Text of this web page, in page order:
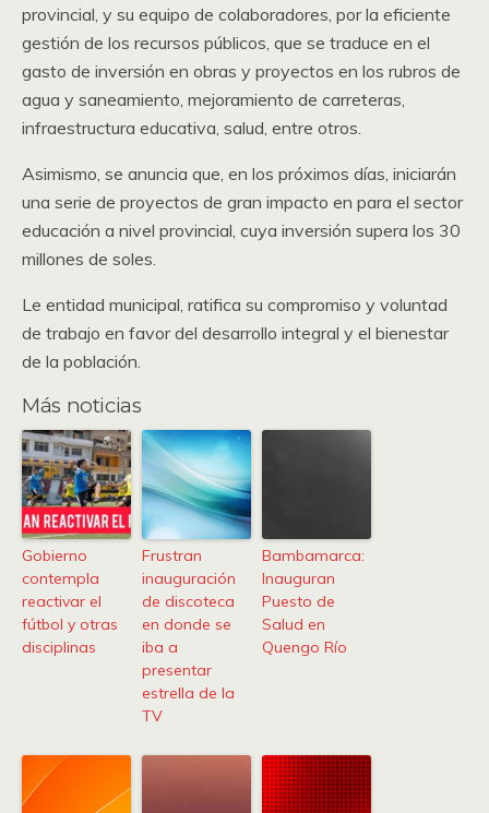
provincial, y su equipo de colaboradores, por la eficiente
gestión de los recursos públicos, que se traduce en el
gasto de inversión en obras y proyectos en los rubros de
agua y saneamiento, mejoramiento de carreteras,
infraestructura educativa, salud, entre otros.
Asimismo, se anuncia que, en los próximos días, iniciarán
una serie de proyectos de gran impacto en para el sector
educación a nivel provincial, cuya inversión supera los 30
millones de soles.
Le entidad municipal, ratifica su compromiso y voluntad
de trabajo en favor del desarrollo integral y el bienestar
de la población.
Más noticias
Gobierno
contempla
reactivar el
fútbol y otras
disciplinas
Frustran
inauguración
de discoteca
en donde se
iba a
presentar
estrella de la
TV
Bambamarca:
Inauguran
Puesto de
Salud en
Quengo Río